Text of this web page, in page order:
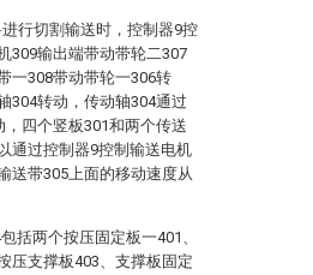
行切割输送时，控制器9控
309输出端带动带轮二307
一308带动带轮一306转
304转动，传动轴304通过
四个竖板301和两个传送
通过控制器9控制输送电机
送带305上面的移动速度从
括两个按压固定板一401、
压支撑板403、支撑板固定